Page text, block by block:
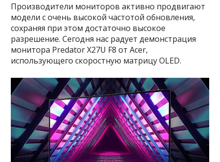
Производители мониторов активно продвигают
модели с очень высокой частотой обновления,
сохраняя при этом достаточно высокое
разрешение. Сегодня нас радует демонстрация
монитора Predator X27U F8 от Acer,
использующего скоростную матрицу OLED.